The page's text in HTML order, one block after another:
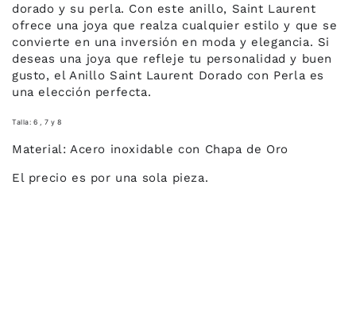
dorado y su perla. Con este anillo, Saint Laurent
ofrece una joya que realza cualquier estilo y que se
convierte en una inversión en moda y elegancia. Si
deseas una joya que refleje tu personalidad y buen
gusto, el Anillo Saint Laurent Dorado con Perla es
una elección perfecta.
Talla: 6 , 7 y 8
Material: Acero inoxidable con Chapa de Oro
El precio es por una sola pieza.